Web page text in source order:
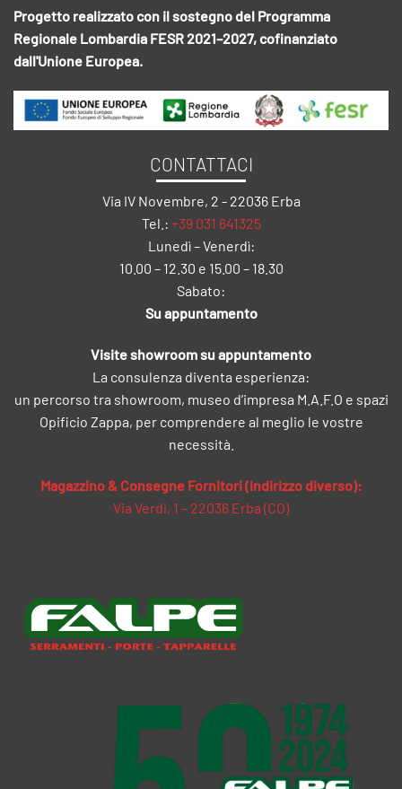
Progetto realizzato con il sostegno del Programma
Regionale Lombardia FESR 2021–2027, cofinanziato
dall'Unione Europea.
CONTATTACI
Via IV Novembre, 2 - 22036 Erba
Tel.: +39 031 641325
Lunedì – Venerdì:
10.00 – 12.30 e 15.00 – 18.30
Sabato:
Su appuntamento
Visite showroom su appuntamento
La consulenza diventa esperienza:
un percorso tra showroom, museo d’impresa M.A.F.O e spazi
Opificio Zappa, per comprendere al meglio le vostre
necessità.
Magazzino & Consegne Fornitori (indirizzo diverso):
Via Verdi, 1 – 22036 Erba (CO)